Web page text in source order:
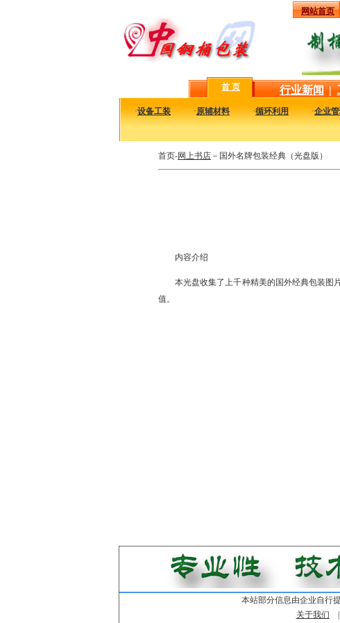
网站首页
首 页
行业新闻 |
·设备工装 ·原辅材料 ·循环利用 ·企业
首页-网上书店 －国外名牌包装经典（光盘版）
内容介绍
本光盘收集了上千种精美的国外经典包装图
值。
本站部分信息由企业自行
关于我们